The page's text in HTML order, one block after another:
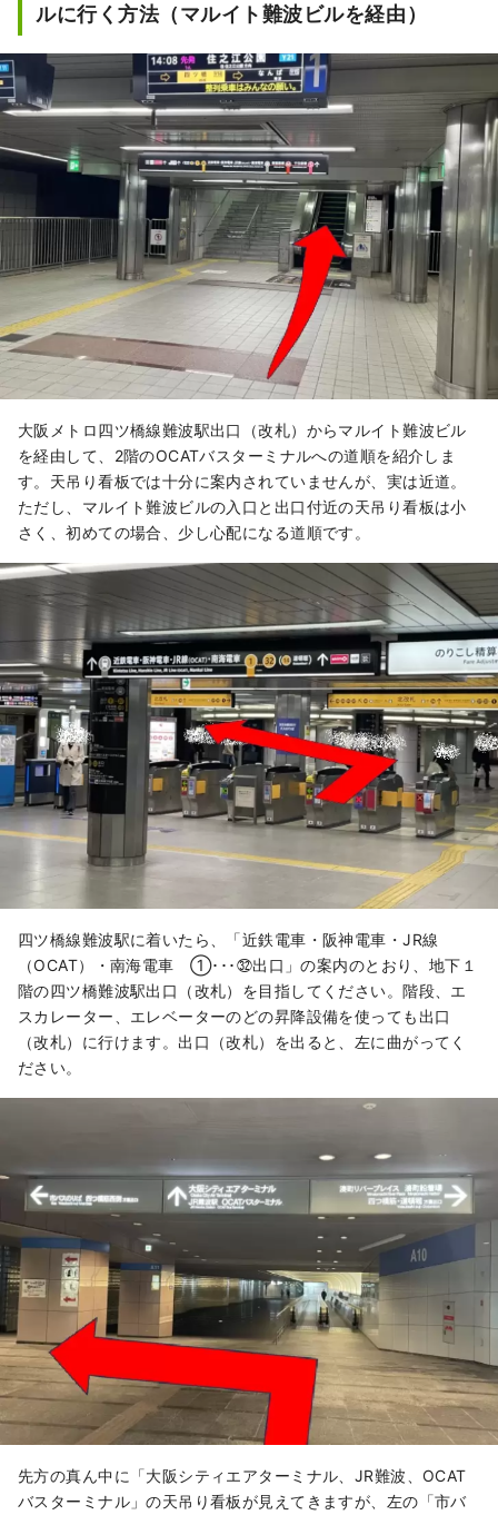
ルに行く方法（マルイト難波ビルを経由）
大阪メトロ四ツ橋線難波駅出口（改札）からマルイト難波ビル
を経由して、2階のOCATバスターミナルへの道順を紹介しま
す。天吊り看板では十分に案内されていませんが、実は近道。
ただし、マルイト難波ビルの入口と出口付近の天吊り看板は小
さく、初めての場合、少し心配になる道順です。
四ツ橋線難波駅に着いたら、「近鉄電車・阪神電車・JR線
（OCAT）・南海電車 ①･･･㉜出口」の案内のとおり、地下１
階の四ツ橋難波駅出口（改札）を目指してください。階段、エ
スカレーター、エレベーターのどの昇降設備を使っても出口
（改札）に行けます。出口（改札）を出ると、左に曲がってく
ださい。
先方の真ん中に「大阪シティエアターミナル、JR難波、OCAT
バスターミナル」の天吊り看板が見えてきますが、左の「市バ